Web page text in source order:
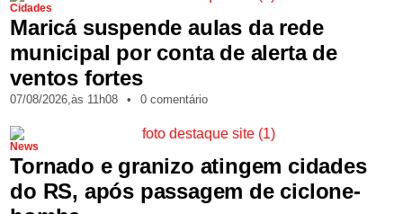
Cidades
Maricá suspende aulas da rede
municipal por conta de alerta de
ventos fortes
07/08/2026,às 11h08 • 0 comentário
News
Tornado e granizo atingem cidades
do RS, após passagem de ciclone-